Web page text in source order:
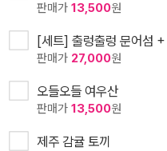
판매가 13,500원
[세트] 출렁출렁 문어섬
판매가 27,000원
오들오들 여우산
판매가 13,500원
제주 감귤 토끼